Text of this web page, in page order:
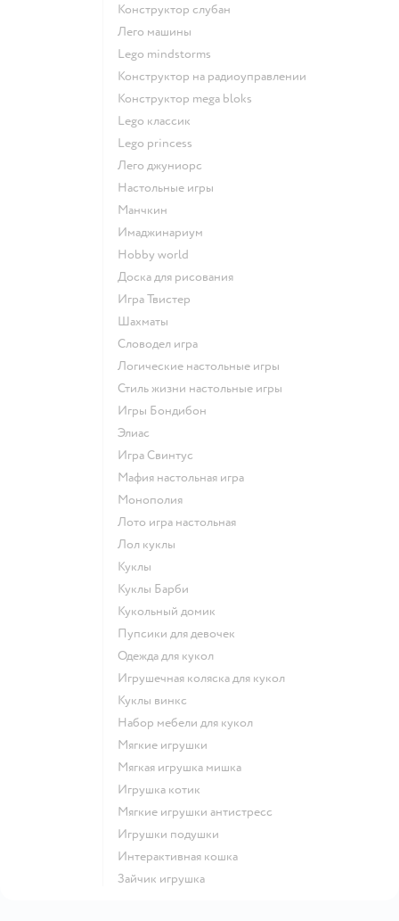
Конструктор слубан
Лего машины
Lego mindstorms
Конструктор на радиоуправлении
Конструктор mega bloks
Lego классик
Lego princess
Лего джуниорс
Настольные игры
Манчкин
Имаджинариум
Hobby world
Доска для рисования
Игра Твистер
Шахматы
Словодел игра
Логические настольные игры
Стиль жизни настольные игры
Игры Бондибон
Элиас
Игра Свинтус
Мафия настольная игра
Монополия
Лото игра настольная
Лол куклы
Куклы
Куклы Барби
Кукольный домик
Пупсики для девочек
Одежда для кукол
Игрушечная коляска для кукол
Куклы винкс
Набор мебели для кукол
Мягкие игрушки
Мягкая игрушка мишка
Игрушка котик
Мягкие игрушки антистресс
Игрушки подушки
Интерактивная кошка
Зайчик игрушка